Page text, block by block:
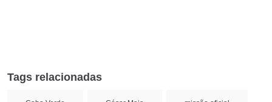
Tags relacionadas